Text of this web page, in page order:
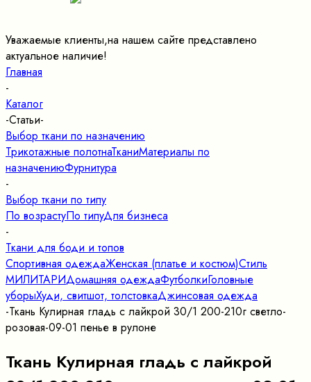
Уважаемые клиенты,на нашем сайте представлено
актуальное наличие!
Главная
-
Каталог
-Статьи-
Выбор ткани по назначению
Трикотажные полотнаТканиМатериалы по
назначениюФурнитура
-
Выбор ткани по типу
По возрастуПо типуДля бизнеса
-
Ткани для боди и топов
Спортивная одеждаЖенская (платье и костюм)Стиль
МИЛИТАРИДомашняя одеждаФутболкиГоловные
уборыХуди, свитшот, толстовкаДжинсовая одежда
-Ткань Кулирная гладь с лайкрой 30/1 200-210г светло-
розовая-09-01 пенье в рулоне
Ткань Кулирная гладь с лайкрой